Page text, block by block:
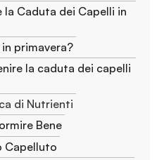
la Caduta dei Capelli in
primavera?
la caduta dei capelli
di Nutrienti
Bene
Capelluto